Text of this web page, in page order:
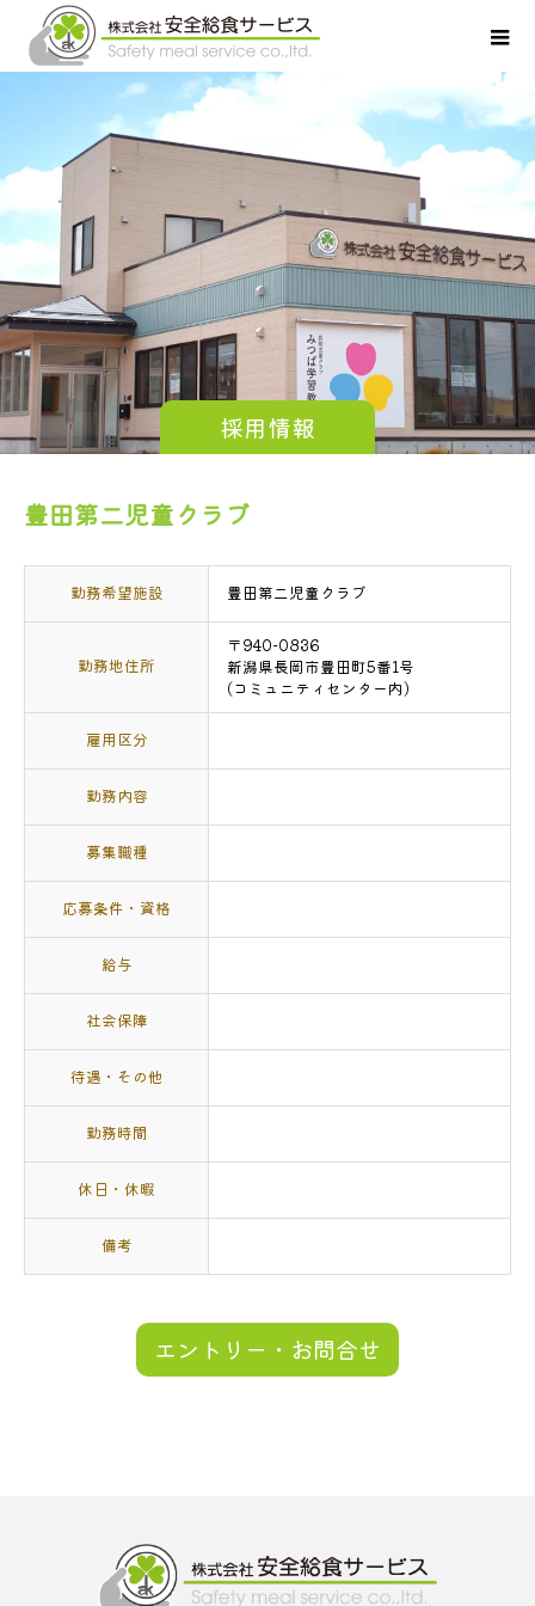
採用情報
豊田第二児童クラブ
勤務希望施設 豊田第二児童クラブ
勤務地住所
〒940-0836
新潟県長岡市豊田町5番1号
(コミュニティセンター内)
雇用区分
勤務内容
募集職種
応募条件・資格
給与
社会保障
待遇・その他
勤務時間
休日・休暇
備考
エントリー・お問合せ